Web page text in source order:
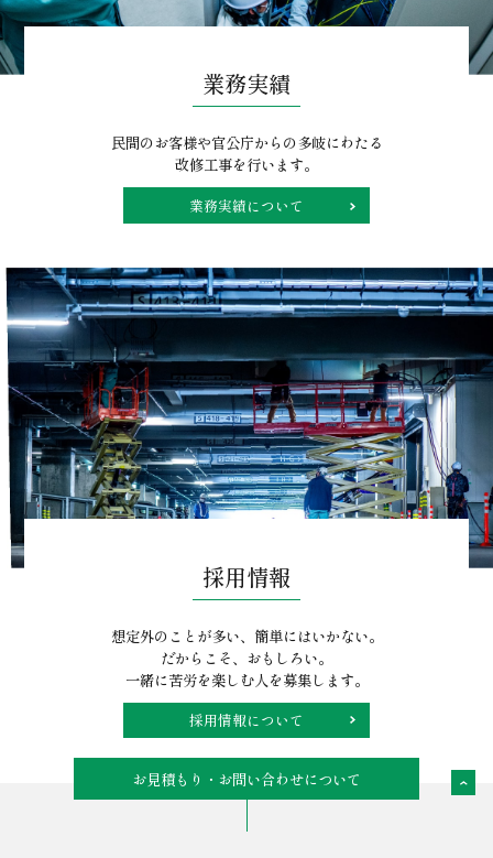
業務実績
民間のお客様や官公庁からの多岐にわたる
改修工事を行います。
業務実績について
採用情報
想定外のことが多い、簡単にはいかない。
だからこそ、おもしろい。
一緒に苦労を楽しむ人を募集します。
採用情報について
お見積もり・お問い合わせについて